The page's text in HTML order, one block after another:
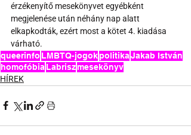
érzékenyítő mesekönyvet egyébként
megjelenése után néhány nap alatt
elkapkodták, ezért most a kötet 4. kiadása
várható.
queerinfo LMBTQ-jogokpolitikaJakab István
homofóbia Labriszmesekönyv
HÍREK